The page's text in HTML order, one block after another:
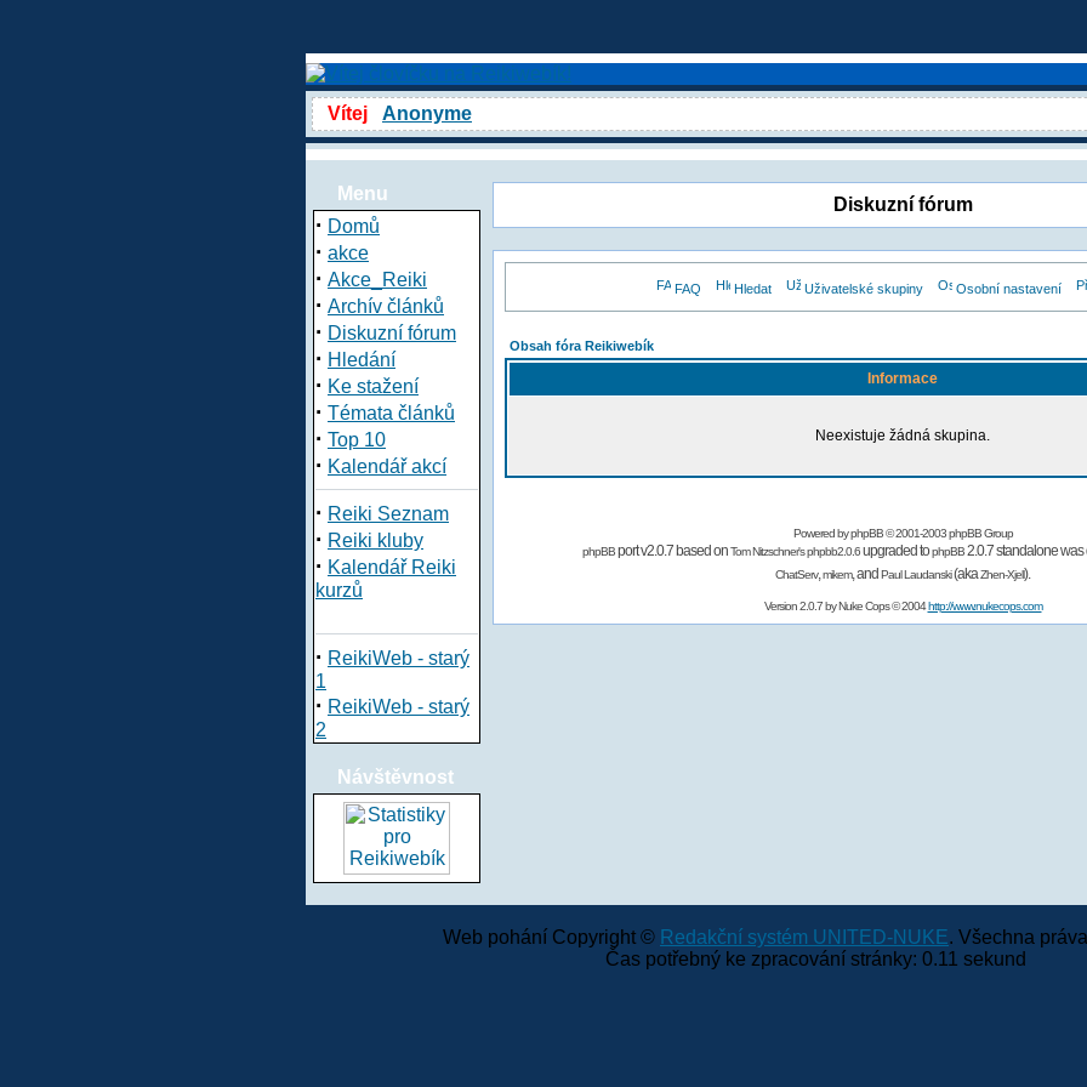
Vítej Anonyme
Menu
· Domů
· akce
· Akce_Reiki
· Archív článků
· Diskuzní fórum
· Hledání
· Ke stažení
· Témata článků
· Top 10
· Kalendář akcí
· Reiki Seznam
· Reiki kluby
· Kalendář Reiki
kurzů
· ReikiWeb - starý
1
· ReikiWeb - starý
2
Návštěvnost
Diskuzní fórum
FAQ Hledat Uživatelské skupiny Osobní nastavení
Obsah fóra Reikiwebík
Informace
Neexistuje žádná skupina.
Powered byphpBB© 2001-2003 phpBB Group
phpBBport v2.0.7 based onTom Nitzschner'sphpbb2.0.6upgraded tophpBB2.0.7 standalone
ChatServ,mikem,and Paul Laudanski(akaZhen-Xjell).
Version 2.0.7 byNuke Cops© 2004http://www.nukecops.com
Web pohání Copyright © Redakční systém UNITED-NUKE. Všechna
Čas potřebný ke zpracování stránky: 0.11 sekund